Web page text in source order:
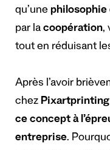
qu’une philosophie
par la coopération,
tout en réduisant
Après l’avoir
chez Pixartprinting
ce concept à
entreprise.